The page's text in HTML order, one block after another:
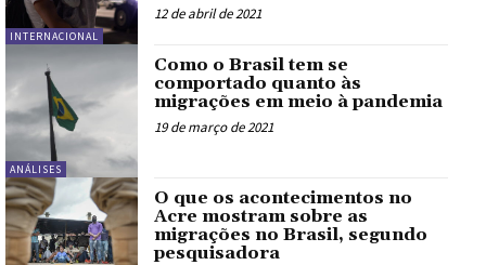
INTERNACIONAL
12 de abril de 2021
ANÁLISES
Como o Brasil tem se
comportado quanto às
migrações em meio à pandemia
19 de março de 2021
O que os acontecimentos no
Acre mostram sobre as
migrações no Brasil, segundo
pesquisadora